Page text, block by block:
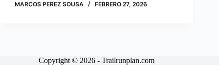
MARCOS PEREZ SOUSA FEBRERO 27, 2026
Copyright © 2026 - Trailrunplan.com